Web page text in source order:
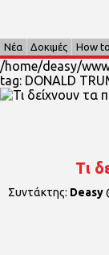
Νέα Δοκιμές How to
/home/deasy/
tag: DONALD
Τι
Συντάκτης: Deasy